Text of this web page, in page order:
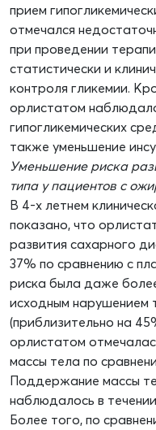
прием
отмечался
при проведении
статистически и
контроля гликемии.
орлистатом
гипогликемических
также уменьшение
Уменьшение риска
типа у пациентов с
В 4-х летнем
показано, что
развития сахарного
37% по сравнению с
риска была даже
исходным нарушением
(приблизительно на
орлистатом
массы тела по
Поддержание массы
наблюдалось в
Более того, по